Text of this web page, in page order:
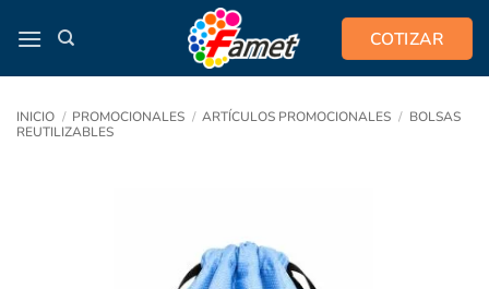
COTIZAR
INICIO / PROMOCIONALES / ARTÍCULOS PROMOCIONALES / BOLSAS
REUTILIZABLES